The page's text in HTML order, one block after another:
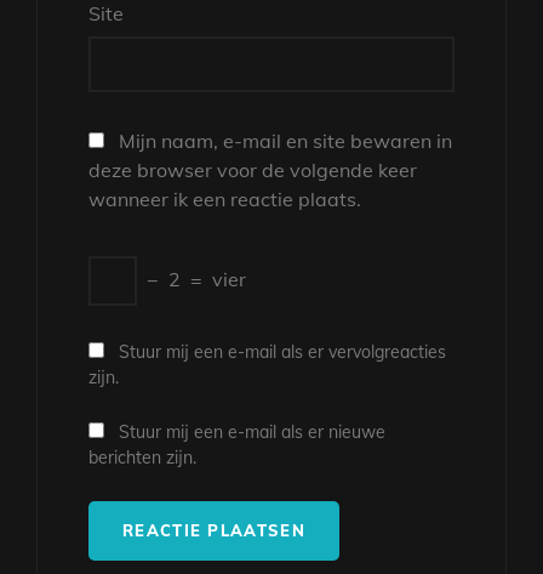
Site
Mijn naam, e-mail en site bewaren in
deze browser voor de volgende keer
wanneer ik een reactie plaats.
− 2 = vier
Stuur mij een e-mail als er vervolgreacties
zijn.
Stuur mij een e-mail als er nieuwe
berichten zijn.